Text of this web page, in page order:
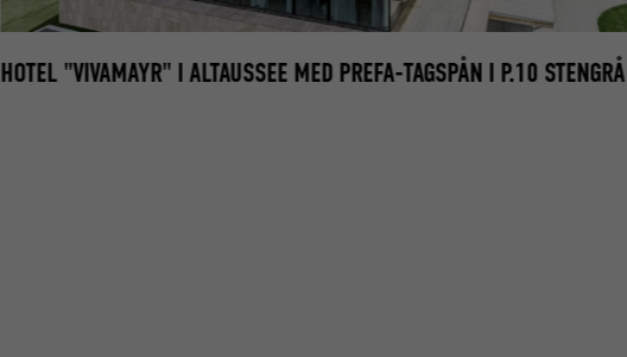
HOTEL "VIVAMAYR" I ALTAUSSEE MED PREFA-TAGSPÅN I P.10 STENGRÅ